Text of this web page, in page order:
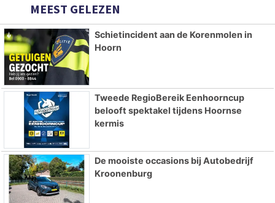
MEEST GELEZEN
Schietincident aan de Korenmolen in
Hoorn
Tweede RegioBereik Eenhoorncup
belooft spektakel tijdens Hoornse
kermis
De mooiste occasions bij Autobedrijf
Kroonenburg